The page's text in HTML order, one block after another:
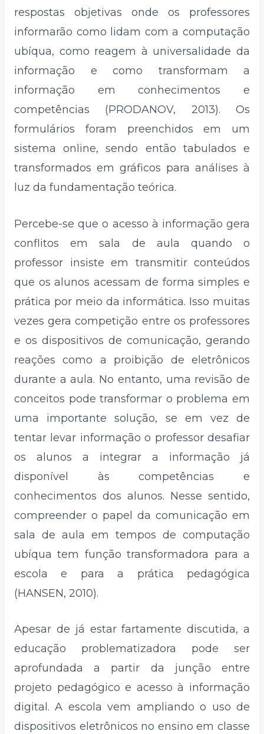
respostas objetivas onde os professores
informarão como lidam com a computação
ubíqua, como reagem à universalidade da
informação e como transformam a
informação em conhecimentos e
competências (PRODANOV, 2013). Os
formulários foram preenchidos em um
sistema online, sendo então tabulados e
transformados em gráficos para análises à
luz da fundamentação teórica.
Percebe-se que o acesso à informação gera
conflitos em sala de aula quando o
professor insiste em transmitir conteúdos
que os alunos acessam de forma simples e
prática por meio da informática. Isso muitas
vezes gera competição entre os professores
e os dispositivos de comunicação, gerando
reações como a proibição de eletrônicos
durante a aula. No entanto, uma revisão de
conceitos pode transformar o problema em
uma importante solução, se em vez de
tentar levar informação o professor desafiar
os alunos a integrar a informação já
disponível às competências e
conhecimentos dos alunos. Nesse sentido,
compreender o papel da comunicação em
sala de aula em tempos de computação
ubíqua tem função transformadora para a
escola e para a prática pedagógica
(HANSEN, 2010).
Apesar de já estar fartamente discutida, a
educação problematizadora pode ser
aprofundada a partir da junção entre
projeto pedagógico e acesso à informação
digital. A escola vem ampliando o uso de
dispositivos eletrônicos no ensino em classe